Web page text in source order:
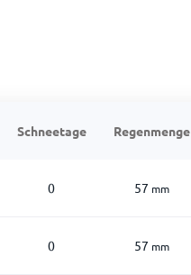
Schneetage Regenmenge
0 57 mm
0 57 mm